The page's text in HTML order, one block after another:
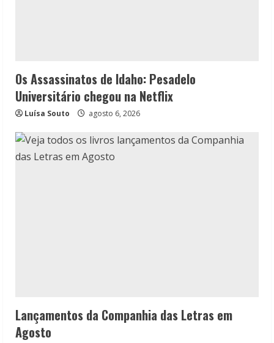
Os Assassinatos de Idaho: Pesadelo
Universitário chegou na Netflix
Luísa Souto agosto 6, 2026
Lançamentos da Companhia das Letras em
Agosto